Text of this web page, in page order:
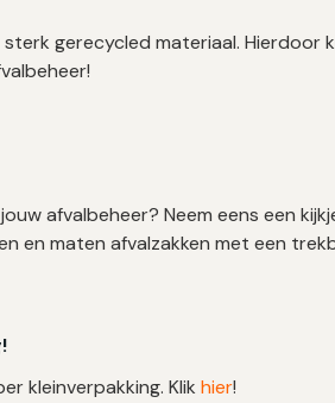
gerecycled materiaal. Hierdoor
afvalbeheer? Neem eens een
en maten afvalzakken met een
kleinverpakking. Klikhier!